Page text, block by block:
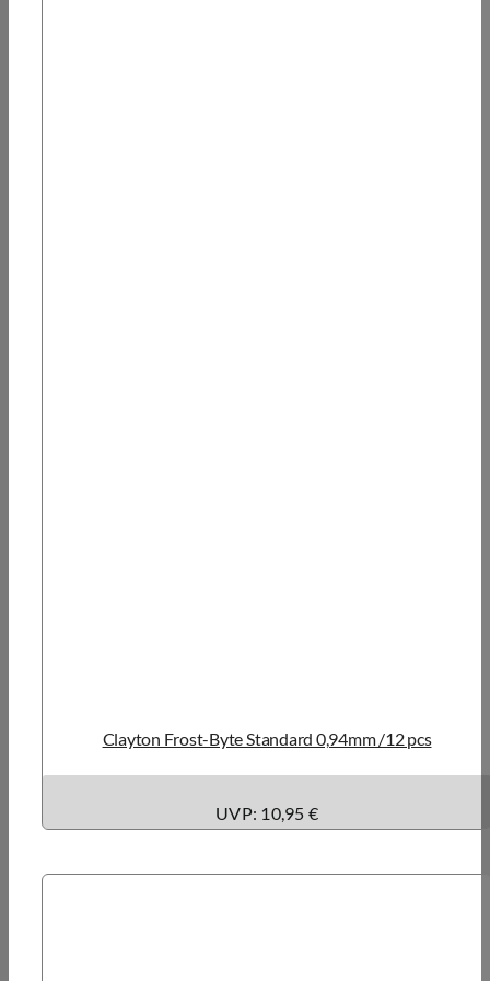
Clayton Frost-Byte Standard 0,94mm /12 pcs
UVP: 10,95 €